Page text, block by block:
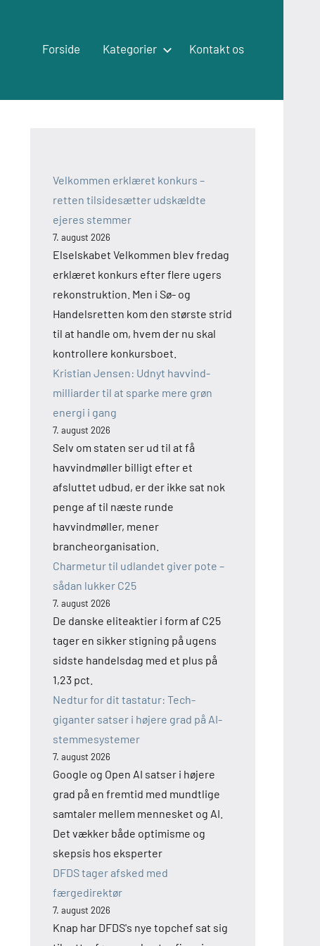
Forside Kategorier Kontakt os
Velkommen erklæret konkurs –
retten tilsidesætter udskældte
ejeres stemmer
7. august 2026
Elselskabet Velkommen blev fredag
erklæret konkurs efter flere ugers
rekonstruktion. Men i Sø- og
Handelsretten kom den største strid
til at handle om, hvem der nu skal
kontrollere konkursboet.
Kristian Jensen: Udnyt havvind-
milliarder til at sparke mere grøn
energi i gang
7. august 2026
Selv om staten ser ud til at få
havvindmøller billigt efter et
afsluttet udbud, er der ikke sat nok
penge af til næste runde
havvindmøller, mener
brancheorganisation.
Charmetur til udlandet giver pote –
sådan lukker C25
7. august 2026
De danske eliteaktier i form af C25
tager en sikker stigning på ugens
sidste handelsdag med et plus på
1,23 pct.
Nedtur for dit tastatur: Tech-
giganter satser i højere grad på AI-
stemmesystemer
7. august 2026
Google og Open AI satser i højere
grad på en fremtid med mundtlige
samtaler mellem mennesket og AI.
Det vækker både optimisme og
skepsis hos eksperter
DFDS tager afsked med
færgedirektør
7. august 2026
Knap har DFDS's nye topchef sat sig